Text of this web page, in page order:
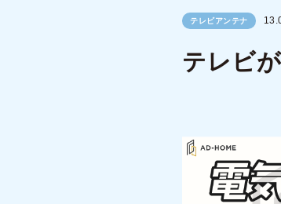
テレビアンテナ
テレビ